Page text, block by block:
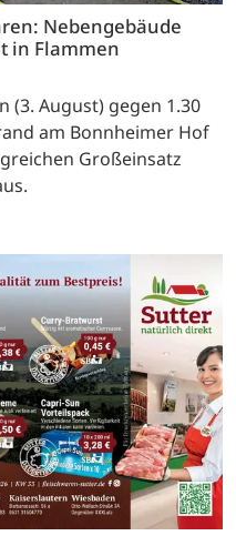
Nebengebäude
in Flammen
August) gegen 1.30
am Bonnheimer Hof
Großeinsatz